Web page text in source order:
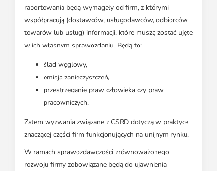
raportowania będą wymagały od firm, z którymi
współpracują (dostawców, usługodawców, odbiorców
towarów lub usług) informacji, które muszą zostać ujęte
w ich własnym sprawozdaniu. Będą to:
ślad węglowy,
emisja zanieczyszczeń,
przestrzeganie praw człowieka czy praw
pracowniczych.
Zatem wyzwania związane z CSRD dotyczą w praktyce
znaczącej części firm funkcjonujących na unijnym rynku.
W ramach sprawozdawczości zrównoważonego
rozwoju firmy zobowiązane będą do ujawnienia